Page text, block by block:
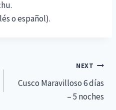
o español).
NEXT
Cusco Maravilloso 6 días
– 5 noches